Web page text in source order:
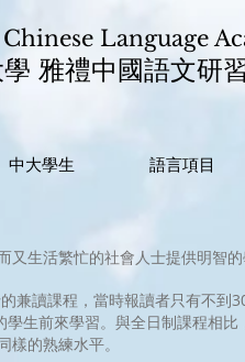
Language
雅禮中國語文研
中大學生 語言項目
生活繁忙的社會人士提供明智的
兼讀課程，當時報讀者只有不到
生前來學習。與全日制課程相
的熟練水平。